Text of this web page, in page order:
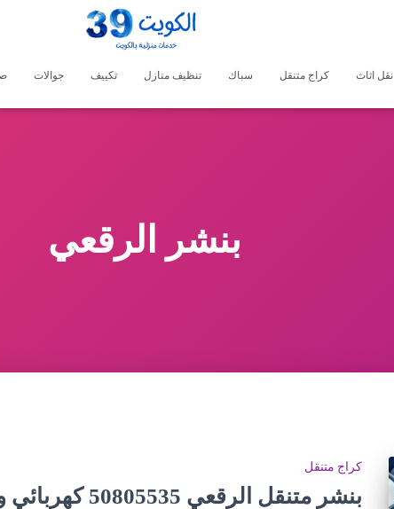
نقل اثاث كراج متنقل سباك تنظيف منازل تكييف جوالات
بنشر الرقعي
كراج متنقل
بنشر متنقل الرقعي 50805535‬